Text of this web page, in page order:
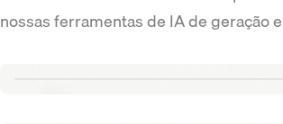
nossas ferramentas de IA de geração